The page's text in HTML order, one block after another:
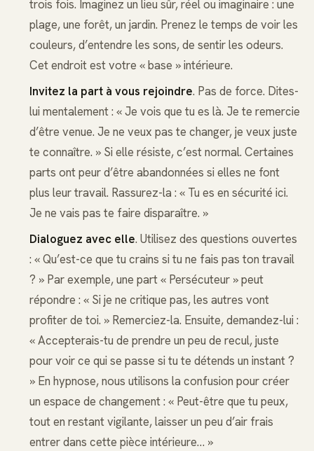
trois fois. Imaginez un lieu sûr, réel ou imaginaire : une
plage, une forêt, un jardin. Prenez le temps de voir les
couleurs, d’entendre les sons, de sentir les odeurs.
Cet endroit est votre « base » intérieure.
Invitez la part à vous rejoindre. Pas de force. Dites-
lui mentalement : « Je vois que tu es là. Je te remercie
d’être venue. Je ne veux pas te changer, je veux juste
te connaître. » Si elle résiste, c’est normal. Certaines
parts ont peur d’être abandonnées si elles ne font
plus leur travail. Rassurez-la : « Tu es en sécurité ici.
Je ne vais pas te faire disparaître. »
Dialoguez avec elle. Utilisez des questions ouvertes
: « Qu’est-ce que tu crains si tu ne fais pas ton travail
? » Par exemple, une part « Persécuteur » peut
répondre : « Si je ne critique pas, les autres vont
profiter de toi. » Remerciez-la. Ensuite, demandez-lui :
« Accepterais-tu de prendre un peu de recul, juste
pour voir ce qui se passe si tu te détends un instant ?
» En hypnose, nous utilisons la confusion pour créer
un espace de changement : « Peut-être que tu peux,
tout en restant vigilante, laisser un peu d’air frais
entrer dans cette pièce intérieure… »